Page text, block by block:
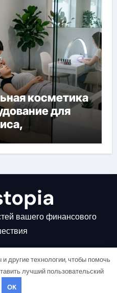
косметика
для
и
вашего финансового
|
другие технологии, чтобы помочь
лучший пользовательский
OK